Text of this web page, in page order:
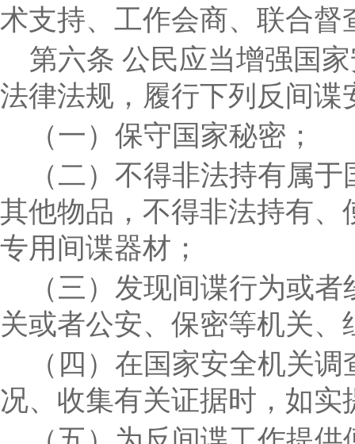
术支持、工作会商、联合督
第六条 公民应当增强国
法律法规，履行下列反间谍
（一）保守国家秘密；
（二）不得非法持有属
其他物品，不得非法持有
专用间谍器材；
（三）发现间谍行为或
关或者公安、保密等机关、
（四）在国家安全机关
况、收集有关证据时，如实